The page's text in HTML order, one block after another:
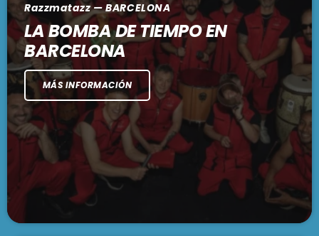
Razzmatazz — BARCELONA
LA BOMBA DE TIEMPO EN
BARCELONA
MÁS INFORMACIÓN